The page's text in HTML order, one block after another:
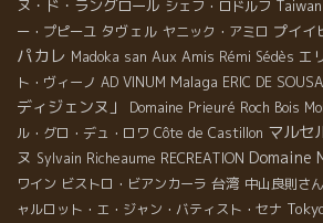
ヌ・ド・ラングロール シェフ・ロドルフ
ー・プピーユ タヴェル ヤニック・アミロ プイイ
パカレ Madoka san Aux Amis Rémi Sédès エ
ト・ヴィーノ AD VINUM Malaga ERIC DE SOUSA
ディジェンヌ」
Domaine Prieuré Roch Bois
ル・グロ・デュ・ロワ Côte de Castillon マルセ
ヌ Sylvain Richeaume RECREATION Domaine
ワイン ビストロ・ビアンカーラ 台湾 中山良則さん
ャルロット・エ・ジャン・バティスト・セナ